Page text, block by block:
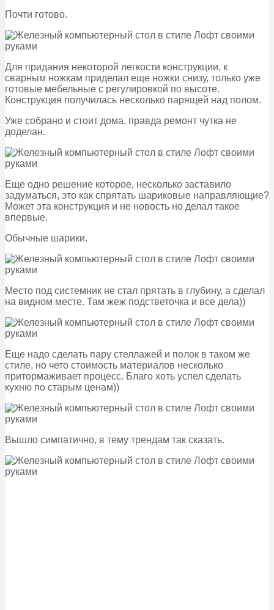
Почти готово.
Для придания некоторой легкости конструкции, к
сварным ножкам приделал еще ножки снизу, только уже
готовые мебельные с регулировкой по высоте.
Конструкция получилась несколько парящей над полом.
Уже собрано и стоит дома, правда ремонт чутка не
доделан.
Еще одно решение которое, несколько заставило
задуматься, это как спрятать шариковые направляющие?
Может эта конструкция и не новость но делал такое
впервые.
Обычные шарики.
Место под системник не стал прятать в глубину, а сделал
на видном месте. Там жеж подстветочка и все дела))
Еще надо сделать пару стеллажей и полок в таком же
стиле, но чето стоимость материалов несколько
притормаживает процесс. Благо хоть успел сделать
кухню по старым ценам))
Вышло симпатично, в тему трендам так сказать.